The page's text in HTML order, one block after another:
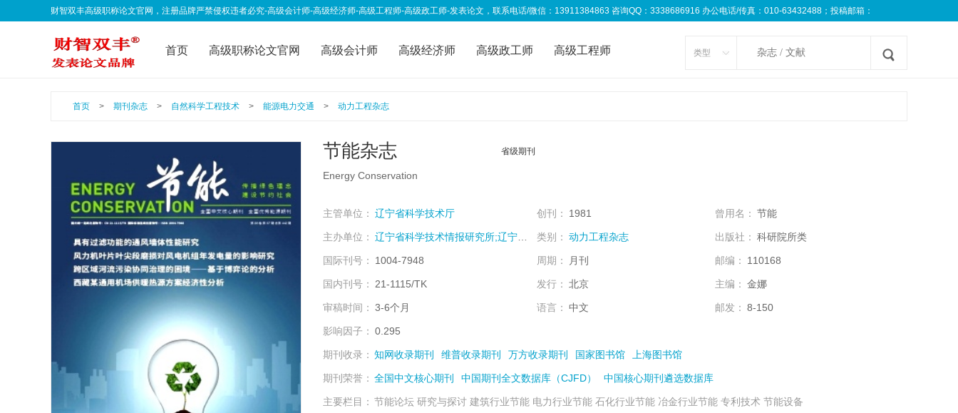
财智双丰高级职称论文官网，注册品牌严禁侵权违者必究-高级会计师-高级经济师-高级工程师-高级政工师-发表论文，联系电话/微信：13911384863 咨询QQ：3338686916 办公电话/传真：010-63432488；投稿邮箱：
首页 高级职称论文官网 高级会计师 高级经济师 高级政工师 高级工程师
联系我们 公告声明 职称资讯 我要投稿
类型
首页 > 期刊杂志 > 自然科学工程技术 > 能源电力交通 > 动力工程杂志
节能杂志 省级期刊
Energy Conservation
主管单位： 辽宁省科学技术厅
主办单位： 辽宁省科学技术情报研究所;辽宁省能源研究会;
国际刊号： 1004-7948
国内刊号： 21-1115/TK
审稿时间： 3-6个月
影响因子： 0.295
创刊： 1981
类别： 动力工程杂志
周期： 月刊
发行： 北京
语言： 中文
曾用名： 节能
出版社： 科研院所类
邮编： 110168
主编： 金娜
邮发： 8-150
期刊收录： 知网收录期刊 维普收录期刊 万方收录期刊 国家图书馆 上海图书馆
期刊荣誉： 全国中文核心期刊 中国期刊全文数据库（CJFD） 中国核心期刊遴选数据库
主要栏目： 节能论坛 研究与探讨 建筑行业节能 电力行业节能 石化行业节能 冶金行业节能 专利技术 节能设备